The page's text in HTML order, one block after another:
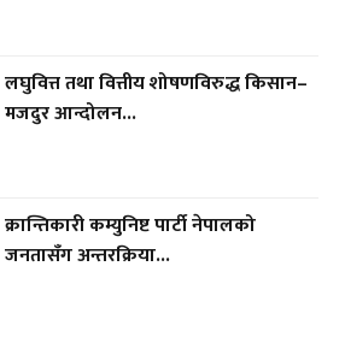
लघुवित्त तथा वित्तीय शोषणविरुद्ध किसान–
मजदुर आन्दोलन...
क्रान्तिकारी कम्युनिष्ट पार्टी नेपालको
जनतासँग अन्तरक्रिया...